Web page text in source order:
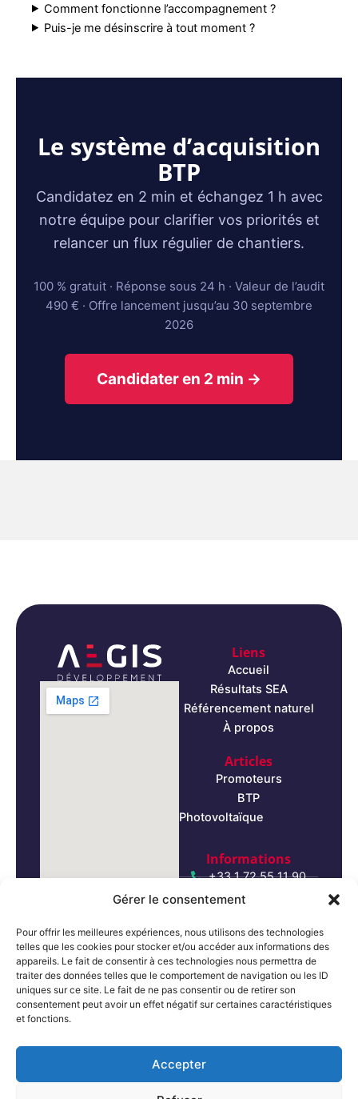
Gérer le consentement
Pour offrir les meilleures expériences, nous utilisons des technologies
telles que les cookies pour stocker et/ou accéder aux informations des
appareils. Le fait de consentir à ces technologies nous permettra de
traiter des données telles que le comportement de navigation ou les ID
uniques sur ce site. Le fait de ne pas consentir ou de retirer son
consentement peut avoir un effet négatif sur certaines caractéristiques
et fonctions.
Accepter
Comment fonctionne l’accompagnement ?
Puis-je me désinscrire à tout moment ?
Le système d’acquisition
BTP
Candidatez en 2 min et échangez 1 h avec
notre équipe pour clarifier vos priorités et
relancer un flux régulier de chantiers.
100 % gratuit · Réponse sous 24 h · Valeur de l’audit
490 € · Offre lancement jusqu’au 30 septembre
2026
Candidater en 2 min →
Liens
Accueil
Résultats SEA
Référencement naturel
À propos
Articles
Promoteurs
Photovoltaïque
BTP
Informations
+33 1 72 55 11 90
contact@aegis-
developpement.com